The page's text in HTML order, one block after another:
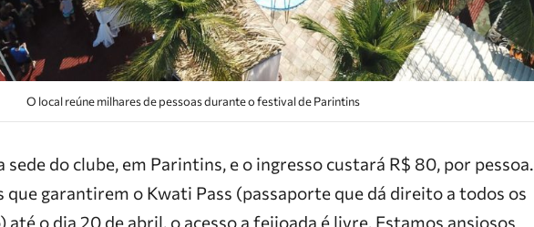
O local reúne milhares de pessoas durante o festival de Parintins
do clube, em Parintins, e o ingresso custará R$ 80, por pessoa.
que garantirem o Kwati Pass (passaporte que dá direito a todos os
até o dia 20 de abril, o acesso a feijoada é livre. Estamos ansiosos